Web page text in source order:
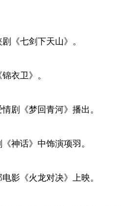
《七剑下天山》。
衣卫》。
剧《梦回青河》播出。
神话》中饰演项羽。
影《火龙对决》上映。